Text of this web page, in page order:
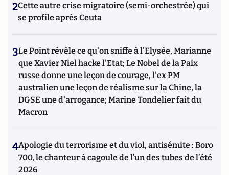
2Cette autre crise migratoire (semi-orchestrée) qui
se profile après Ceuta
3Le Point révèle ce qu'on sniffe à l'Elysée, Marianne
que Xavier Niel hacke l'Etat; Le Nobel de la Paix
russe donne une leçon de courage, l'ex PM
australien une leçon de réalisme sur la Chine, la
DGSE une d'arrogance; Marine Tondelier fait du
Macron
4Apologie du terrorisme et du viol, antisémite : Boro
700, le chanteur à cagoule de l’un des tubes de l’été
2026